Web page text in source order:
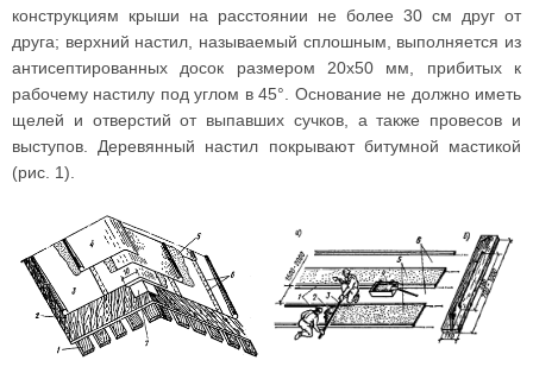
конструкциям крыши на расстоянии не более 30 см друг от
друга; верхний настил, называемый сплошным, выполняется из
антисептированных досок размером 20х50 мм, прибитых к
рабочему настилу под углом в 45°. Основание не должно иметь
щелей и отверстий от выпавших сучков, а также провесов и
выступов. Деревянный настил покрывают битумной мастикой
(рис. 1).